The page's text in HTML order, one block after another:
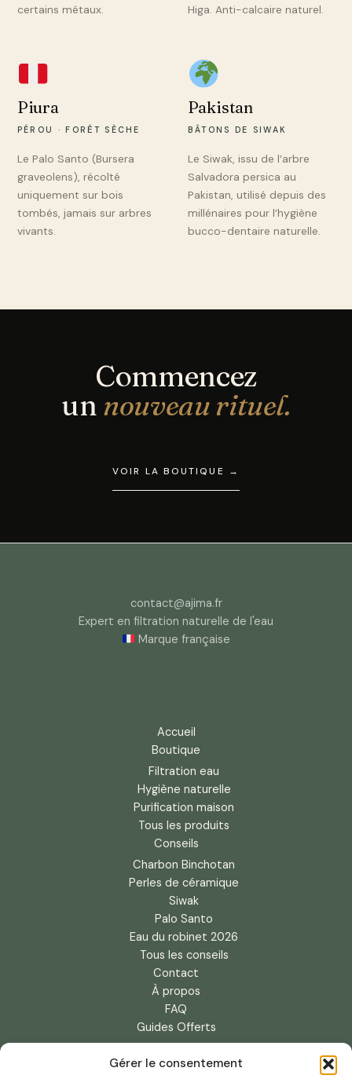
Gérer le consentement
certains métaux.
Higa. Anti-calcaire naturel.
Piura
PÉROU · FORÊT SÈCHE
Le Palo Santo (Bursera
graveolens), récolté
uniquement sur bois
tombés, jamais sur arbres
vivants.
Pakistan
BÂTONS DE SIWAK
Le Siwak, issu de l’arbre
Salvadora persica au
Pakistan, utilisé depuis des
millénaires pour l’hygiène
bucco-dentaire naturelle.
Commencez
un nouveau rituel.
VOIR LA BOUTIQUE →
contact@ajima.fr
Expert en filtration naturelle de l'eau
Marque française
Accueil
Boutique
Filtration eau
Hygiène naturelle
Purification maison
Tous les produits
Conseils
Charbon Binchotan
Perles de céramique
Siwak
Palo Santo
Eau du robinet 2026
Tous les conseils
Contact
À propos
FAQ
Guides Offerts
Guide Charbon Binchotan
Guide Perles Céramique